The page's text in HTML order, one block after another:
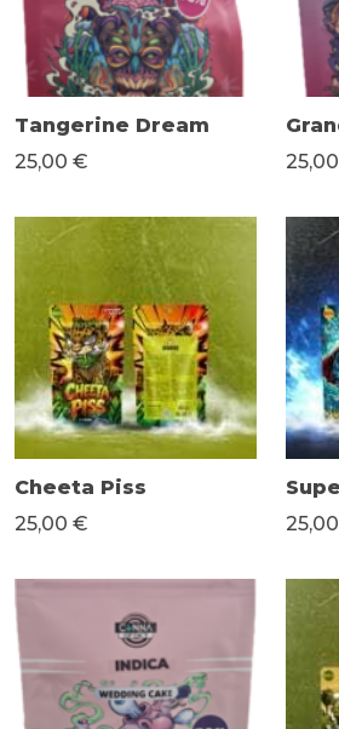
Tangerine Dream
25,00 €
Cheeta Piss
25,00 €